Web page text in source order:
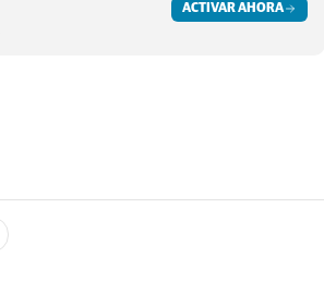
ACTIVAR AHORA